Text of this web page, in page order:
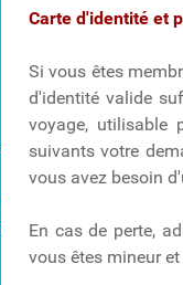
Carte d'identité et
Si vous êtes
d'identité valide
voyage, utilisable
suivants votre
vous avez besoin
En cas de perte,
vous êtes mineur